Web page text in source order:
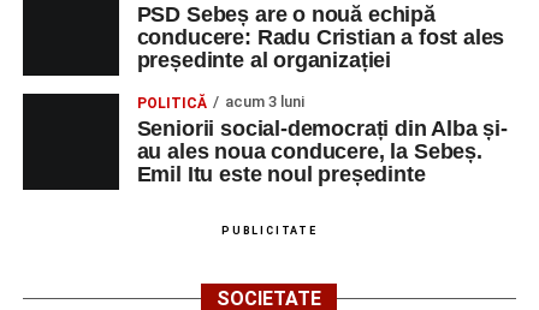
PSD Sebeș are o nouă echipă
conducere: Radu Cristian a fost ales
președinte al organizației
POLITICĂ acum 3 luni
Seniorii social-democrați din Alba și-
au ales noua conducere, la Sebeș.
Emil Itu este noul președinte
PUBLICITATE
SOCIETATE